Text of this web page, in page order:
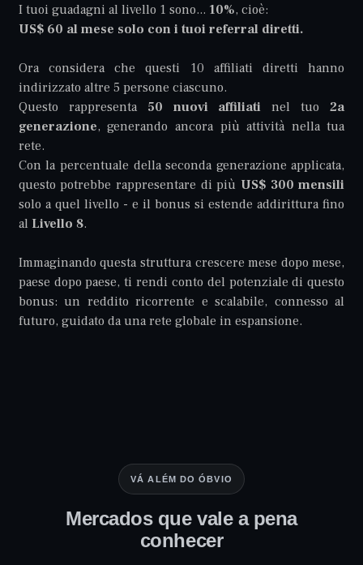
I tuoi guadagni al livello 1 sono... 10%, cioè:
US$ 60 al mese solo con i tuoi referral diretti.
Ora considera che questi 10 affiliati diretti hanno
indirizzato altre 5 persone ciascuno.
Questo rappresenta 50 nuovi affiliati nel tuo2a
generazione, generando ancora più attività nella tua
rete.
Con la percentuale della seconda generazione applicata,
questo potrebbe rappresentare di più US$ 300 mensili
solo a quel livello - e il bonus si estende addirittura fino
al Livello 8.
Immaginando questa struttura crescere mese dopo mese,
paese dopo paese, ti rendi conto del potenziale di questo
bonus: un reddito ricorrente e scalabile, connesso al
futuro, guidato da una rete globale in espansione.
VÁ ALÉM DO ÓBVIO
Mercados que vale a pena
conhecer